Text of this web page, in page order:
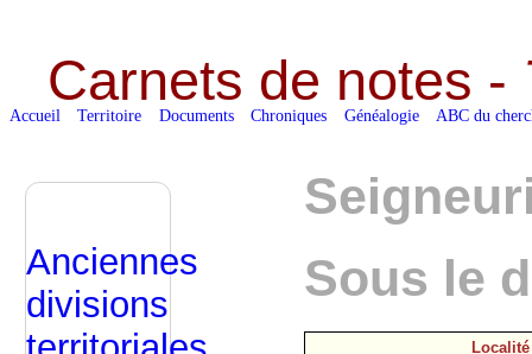
Carnets de notes -
Accueil Territoire Documents Chroniques Généalogie ABC du
Sous le
Localité
Anciennes
divisions